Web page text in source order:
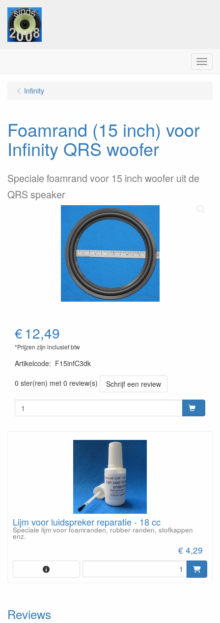
Menu
Infinity
Foamrand (15 inch) voor
Infinity QRS woofer
Speciale foamrand voor 15 inch woofer uit de
QRS speaker
€12,49
*Prijzen zijn inclusief btw
Artikelcode: F15infC3dk
0 ster(ren) met 0 review(s)
Schrijf een review
Lijm voor luidspreker reparatie - 18 cc
Speciale lijm voor foamranden, rubber randen, stofkappen
enz.
€ 4,29
Reviews